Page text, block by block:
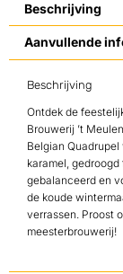
Beschrijving
Aanvullende
Beschrijving
Ontdek de
Brouwerij ’t
Belgian
karamel,
gebalanceerd en
de koude
verrassen. Proost
meesterbrouwerij!